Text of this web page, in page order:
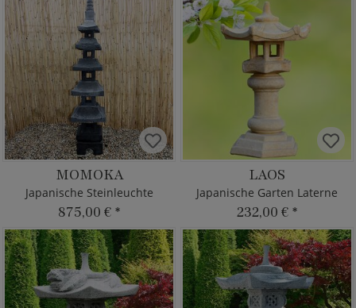
MOMOKA
Japanische Steinleuchte
875,00 € *
LAOS
Japanische Garten Laterne
232,00 € *